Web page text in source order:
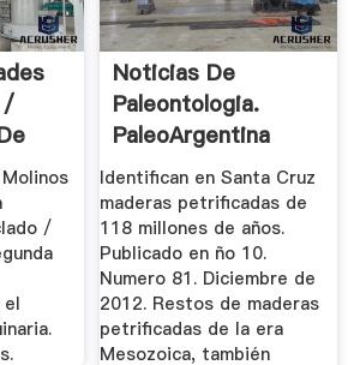
/
/
el
Noticias De
Paleontologia.
PaleoArgentina
Web. Llegaron ...
Identifican en Santa Cruz
maderas petrificadas de
118 millones de años.
Publicado en ño 10.
Numero 81. Diciembre de
2012. Restos de maderas
petrificadas de la era
Mesozoica, también